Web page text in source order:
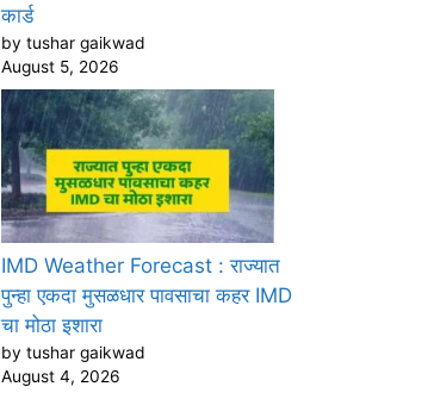
कार्ड
by tushar gaikwad
August 5, 2026
IMD Weather Forecast : राज्यात
पुन्हा एकदा मुसळधार पावसाचा कहर IMD
चा मोठा इशारा
by tushar gaikwad
August 4, 2026